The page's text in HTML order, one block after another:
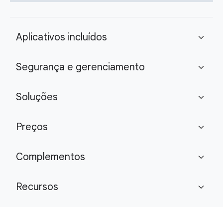
Aplicativos incluídos expand_more
Segurança e gerenciamento expand_more
Soluções expand_more
Preços expand_more
Complementos expand_more
Recursos expand_more